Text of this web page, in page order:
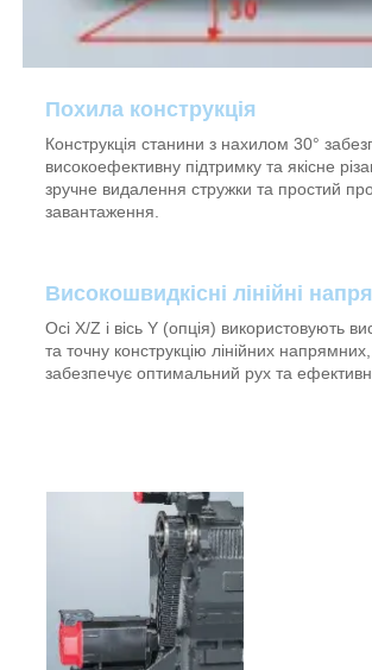
Похила конструкція
Конструкція станини з нахилом 30°
високоефективну підтримку та якісне
зручне видалення стружки та простий
завантаження.
Високошвидкісні лінійні
Осі X/Z і вісь Y (опція) використовують
та точну конструкцію лінійних
забезпечує оптимальний рух та